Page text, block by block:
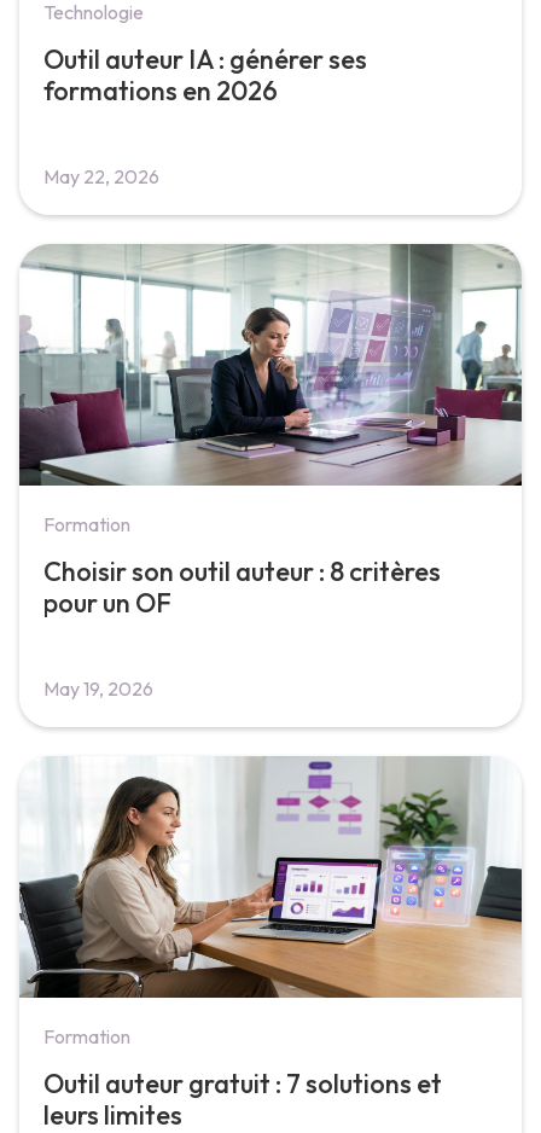
Technologie
Outil auteur IA : générer ses
formations en 2026
May 22, 2026
Formation
Choisir son outil auteur : 8 critères
pour un OF
May 19, 2026
Formation
Outil auteur gratuit : 7 solutions et
leurs limites